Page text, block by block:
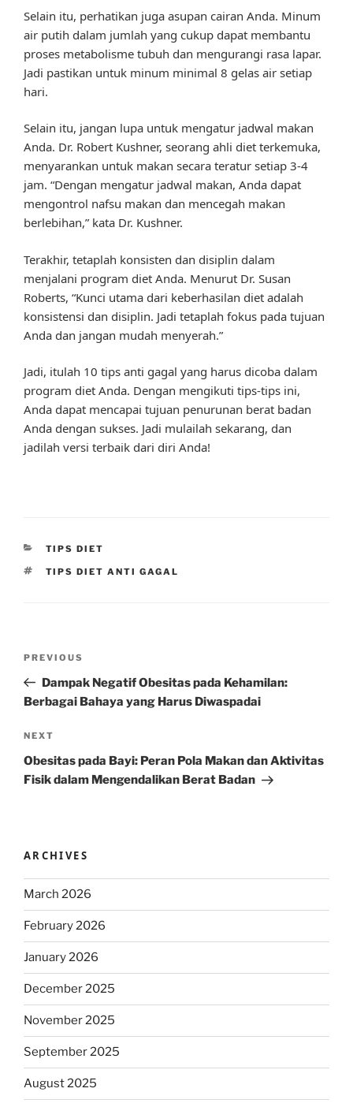
Selain itu, perhatikan juga asupan cairan Anda. Minum
air putih dalam jumlah yang cukup dapat membantu
proses metabolisme tubuh dan mengurangi rasa lapar.
Jadi pastikan untuk minum minimal 8 gelas air setiap
hari.
Selain itu, jangan lupa untuk mengatur jadwal makan
Anda. Dr. Robert Kushner, seorang ahli diet terkemuka,
menyarankan untuk makan secara teratur setiap 3-4
jam. “Dengan mengatur jadwal makan, Anda dapat
mengontrol nafsu makan dan mencegah makan
berlebihan,” kata Dr. Kushner.
Terakhir, tetaplah konsisten dan disiplin dalam
menjalani program diet Anda. Menurut Dr. Susan
Roberts, “Kunci utama dari keberhasilan diet adalah
konsistensi dan disiplin. Jadi tetaplah fokus pada tujuan
Anda dan jangan mudah menyerah.”
Jadi, itulah 10 tips anti gagal yang harus dicoba dalam
program diet Anda. Dengan mengikuti tips-tips ini,
Anda dapat mencapai tujuan penurunan berat badan
Anda dengan sukses. Jadi mulailah sekarang, dan
jadilah versi terbaik dari diri Anda!
CATEGORIES
TIPS DIET
TAGS
TIPS DIET ANTI GAGAL
Previous
Post
PREVIOUS
Dampak Negatif Obesitas pada Kehamilan:
Berbagai Bahaya yang Harus Diwaspadai
Next
Post
NEXT
Obesitas pada Bayi: Peran Pola Makan dan Aktivitas
Fisik dalam Mengendalikan Berat Badan
ARCHIVES
March 2026
February 2026
January 2026
December 2025
November 2025
September 2025
August 2025